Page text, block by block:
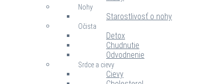
Nohy
Starostlivosť o nohy
Očista
Detox
Chudnutie
Odvodnenie
Srdce a cievy
Cievy